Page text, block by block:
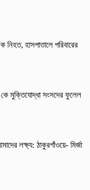
হাসপাতালে পরিবারের
মুক্তিযোদ্ধা সংসদের ফুলেল
লক্ষ্য: ঠাকুরগাঁওয়ে- মির্জা